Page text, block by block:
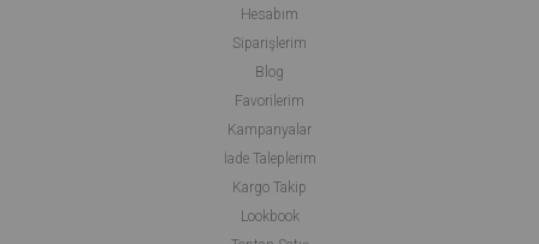
Hesabım
Siparişlerim
Blog
Favorilerim
Kampanyalar
İade Taleplerim
Kargo Takip
Lookbook